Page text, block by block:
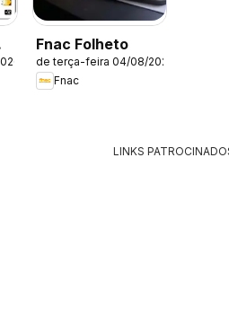
Fnac Folheto
de terça-feira 04/08/2026
Fnac
LINKS